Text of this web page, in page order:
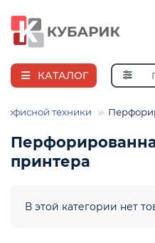
КАТАЛОГ
офисной техники
принтера
В этой категории нет